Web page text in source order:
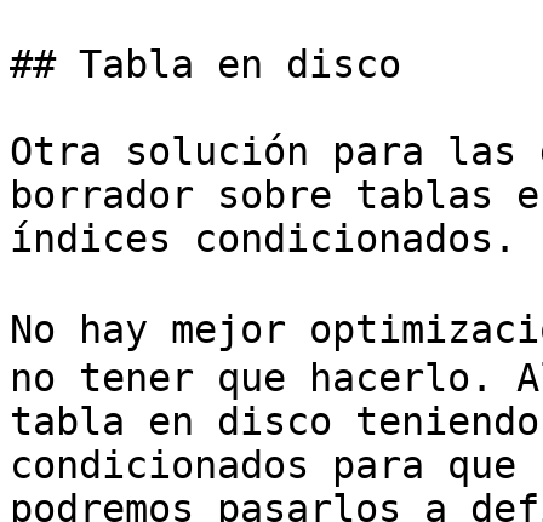
## Tabla en disco
Otra solución para las
borrador sobre tablas
índices condicionados.
No hay mejor
no tener que hacerlo.
tabla en disco
condicionados para
podremos pasarlos a